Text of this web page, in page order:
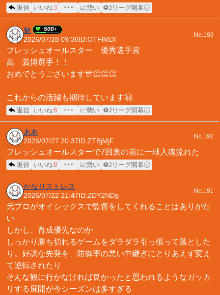
返信 いいね3 ･･･ 📈勢い ⚽Jリーグ開幕🕢
魅
2026/07/28 09:36 ID:OTFlMDI
No.193
フレッシュオールスター 優秀選手賞
高 義博選手！！
おめでとうございます🎊👏👏👏
これからの活躍も期待しています🤗
返信 いいね 8 ･･･ 📈勢い ⚽Jリーグ開幕🕢
ああ
2026/07/27 20:37 ID:ZTBjMjF
No.192
フレッシュオールスターで7回裏の前に一球入魂流れた
返信 いいね 8 ･･･ 📈勢い ⚽Jリーグ開幕🕢
かなりストレス
2026/07/22 21:47 ID:ZDY2NDg
No.191
元プロがオイシックスで監督をしてくれることはありがた
い
しかし、育成優先なのか
しっかり勝ち切れるゲームをダラダラ引っ張って落とした
り。好調な先発を、防御率の悪い中継ぎにとりあえず変え
て逆転されたり
そんな観に行かなければ良かったと思われるようなガッカ
リする展開が今シーズンは多すぎる